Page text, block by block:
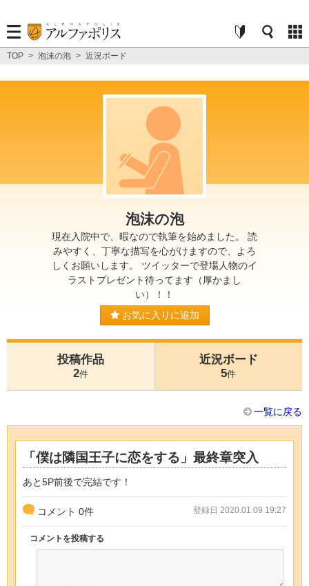
TOP > 泡沫の泡 > 近況ボード
泡沫の泡
現在入院中で、暇なので執筆を始めました。 読
みやすく、丁寧な描写を心がけますので、よろ
しくお願いします。 ツイッターで登場人物のイ
ラストプレゼント待ってます（厚かまし
い）！！
お気に入りに追加
投稿作品
2件
近況ボード
5件
一覧に戻る
「僕は隣国王子に恋をする」最終章突入
あと5P前後で完結です！
コメント 0件 登録日 2020.01.09 19:27
コメントを投稿する